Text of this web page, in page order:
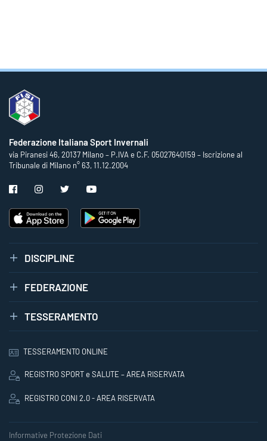
Federazione Italiana Sport Invernali
via Piranesi 46, 20137 Milano – P.IVA e C.F. 05027640159 – Iscrizione al
Tribunale di Milano n° 63, 11.12.2004
DISCIPLINE
FEDERAZIONE
TESSERAMENTO
TESSERAMENTO ONLINE
REGISTRO SPORT e SALUTE – AREA RISERVATA
REGISTRO CONI 2.0 - AREA RISERVATA
Informative Protezione Dati